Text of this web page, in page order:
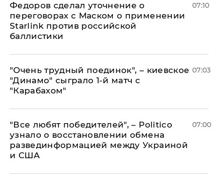
Федоров сделал уточнение о
переговорах с Маском о применении
Starlink против российской
баллистики
07:10
"Очень трудный поединок", – киевское
"Динамо" сыграло 1-й матч с
"Карабахом"
07:03
​"Все любят победителей", – Politico
узнало о восстановлении обмена
развединформацией между Украиной
и США
07:00